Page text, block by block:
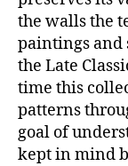
the walls the
paintings and
the Late
time this
patterns
goal of
kept in mind